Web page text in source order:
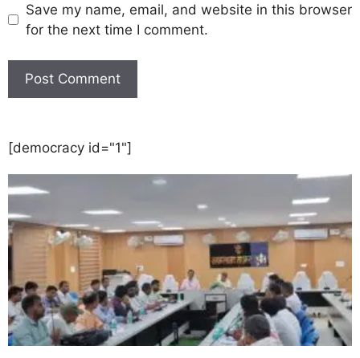
Save my name, email, and website in this browser
for the next time I comment.
[democracy id="1"]